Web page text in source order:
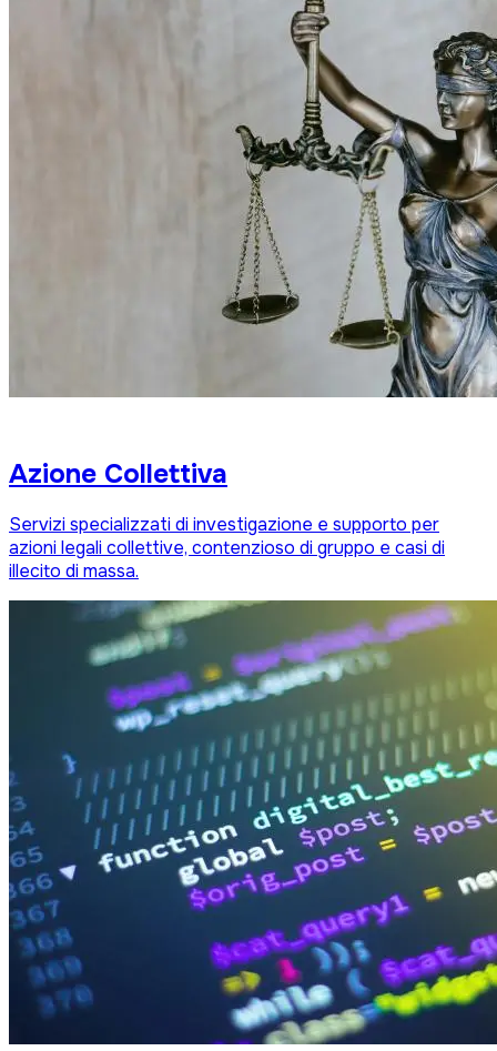
Azione Collettiva
Servizi specializzati di investigazione e supporto per
azioni legali collettive, contenzioso di gruppo e casi di
illecito di massa.